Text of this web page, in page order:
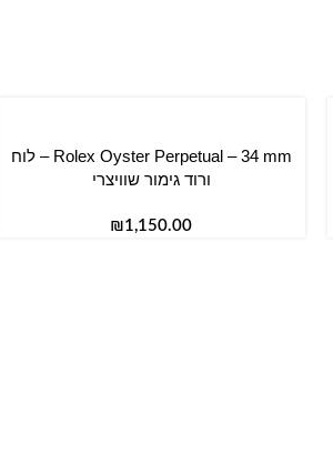
הוספה לסל
Rolex Oyster Perpetual – 34 mm – לוח
ורוד גימור שוויצרי
₪